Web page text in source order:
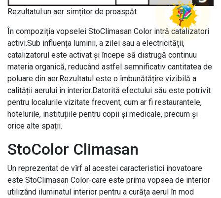
Rezultatul:un aer simțitor de proaspăt.
În compoziția vopselei StoClimasan Color intră catalizatori
activi.Sub influența luminii, a zilei sau a electricității,
catalizatorul este activat și începe să distrugă continuu
materia organică, reducând astfel semnificativ cantitatea de
poluare din aer.Rezultatul este o îmbunătățire vizibilă a
calității aerului în interior.Datorită efectului său este potrivit
pentru localurile vizitate frecvent, cum ar fi restaurantele,
hotelurile, instituțiile pentru copii și medicale, precum și
orice alte spații.
StoColor Climasan
Un reprezentat de vîrf al acestei caracteristici inovatoare
este StoClimasan Color-care este prima vopsea de interior
utilizând iluminatul interior pentru a curăța aerul în mod